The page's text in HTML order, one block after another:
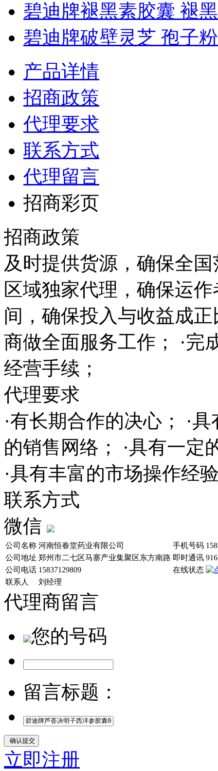
碧迪牌褪黑素胶囊 褪
碧迪牌破壁灵芝 孢子
产品详情
招商政策
代理要求
联系方式
代理留言
招商彩页
招商政策
及时提供货源，确保全
区域独家代理，确保运
间，确保投入与收益成
商做全面服务工作； ·完
经营手续；
代理要求
·有长期合作的决心； ·
的销售网络； ·具有一定
·具有丰富的市场操作经
联系方式
微信
公司名称 河南恒春堂药业有限公司 手机号码
公司地址 郑州市二七区马寨产业集聚区东方南路 即时通讯
公司电话 15837129809
在线状态
联系人
刘经理
代理商留言
您的号码
留言标题：
立即注册